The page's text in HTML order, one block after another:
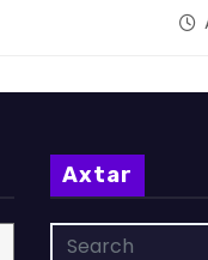
Axtar